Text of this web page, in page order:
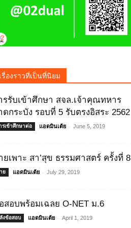
เรื่องราวที่เป็นที่นิยม
รรับเข้าศึกษา สจล.เจ้าคุณทหาร
ดกระบัง รอบที่ 5 รับตรงอิสระ 2562
รเข้าศึกษาต่อ แอดมินเต้ย - June 5, 2019
ยเพาะ สา’สุข ธรรมศาสตร์ ครั้งที่ 8
ย แอดมินเต้ย - July 29, 2019
สอบพร้อมเฉลย O-NET ม.6
งข้อสอบ แอดมินเต้ย - April 1, 2019